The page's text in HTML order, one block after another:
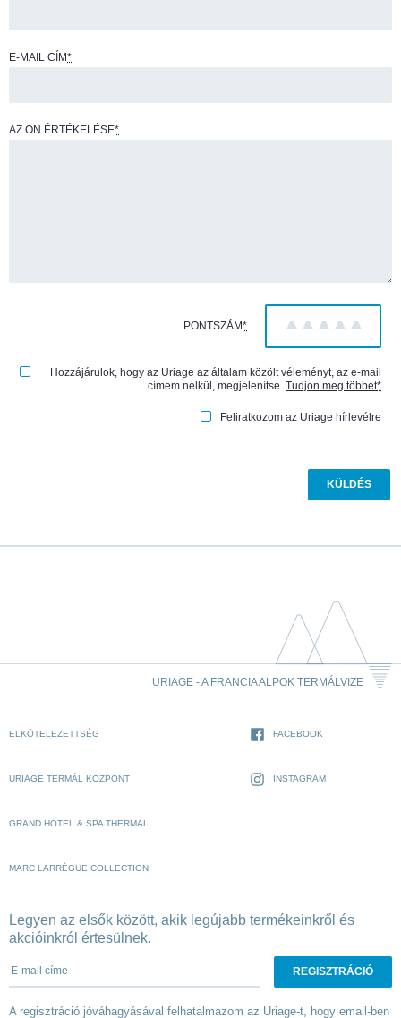
E-MAIL CÍM*
AZ ÖN ÉRTÉKELÉSE*
PONTSZÁM* 5
4
3
2
1
Hozzájárulok, hogy az Uriage az általam közölt véleményt, az e-mail
címem nélkül, megjelenítse.Tudjon meg többet*
Feliratkozom az Uriage hírlevélre
URIAGE - A FRANCIA ALPOK TERMÁLVIZE
ELKÖTELEZETTSÉG
URIAGE TERMÁL KÖZPONT
GRAND HOTEL & SPA THERMAL
MARC LARRÈGUE COLLECTION
FACEBOOK
INSTAGRAM
Legyen az elsők között, akik legújabb termékeinkről és
akcióinkról értesülnek.
E-mail címe
A regisztráció jóváhagyásával felhatalmazom az Uriage-t, hogy email-ben